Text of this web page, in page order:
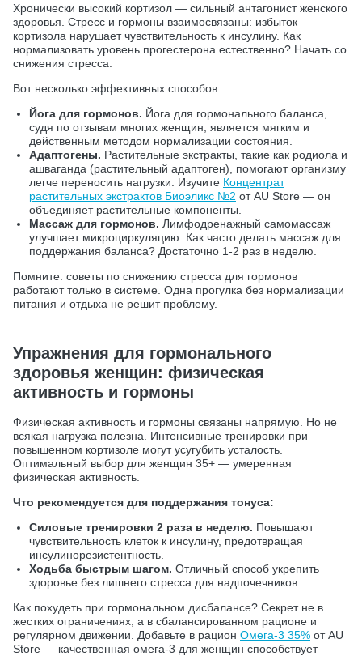
Хронически высокий кортизол — сильный антагонист женского
здоровья. Стресс и гормоны взаимосвязаны: избыток
кортизола нарушает чувствительность к инсулину. Как
нормализовать уровень прогестерона естественно? Начать со
снижения стресса.
Вот несколько эффективных способов:
Йога для гормонов. Йога для гормонального баланса,
судя по отзывам многих женщин, является мягким и
действенным методом нормализации состояния.
Адаптогены. Растительные экстракты, такие как родиола и
ашваганда (растительный адаптоген), помогают организму
легче переносить нагрузки. Изучите Концентрат
растительных экстрактов Биоэликс №2 от AU Store — он
объединяет растительные компоненты.
Массаж для гормонов. Лимфодренажный самомассаж
улучшает микроциркуляцию. Как часто делать массаж для
поддержания баланса? Достаточно 1-2 раз в неделю.
Помните: советы по снижению стресса для гормонов
работают только в системе. Одна прогулка без нормализации
питания и отдыха не решит проблему.
Упражнения для гормонального
здоровья женщин: физическая
активность и гормоны
Физическая активность и гормоны связаны напрямую. Но не
всякая нагрузка полезна. Интенсивные тренировки при
повышенном кортизоле могут усугубить усталость.
Оптимальный выбор для женщин 35+ — умеренная
физическая активность.
Что рекомендуется для поддержания тонуса:
Силовые тренировки 2 раза в неделю. Повышают
чувствительность клеток к инсулину, предотвращая
инсулинорезистентность.
Ходьба быстрым шагом. Отличный способ укрепить
здоровье без лишнего стресса для надпочечников.
Как похудеть при гормональном дисбалансе? Секрет не в
жестких ограничениях, а в сбалансированном рационе и
регулярном движении. Добавьте в рацион Омега-3 35% от AU
Store — качественная омега-3 для женщин способствует